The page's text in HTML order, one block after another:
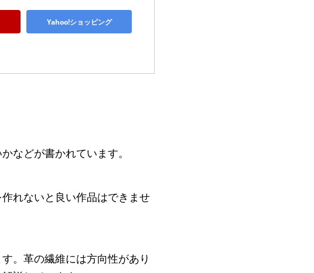
Yahoo!ショッピング
などが書かれています。
れないと良い作品はできませ
。革の繊維には方向性があり